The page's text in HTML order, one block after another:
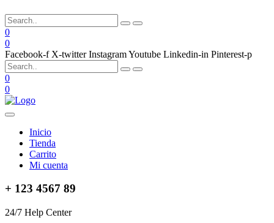
0
0
Facebook-f X-twitter InstagramYoutube Linkedin-in Pinterest-p
0
0
Inicio
Tienda
Carrito
Mi cuenta
+ 123 4567 89
24/7 Help Center